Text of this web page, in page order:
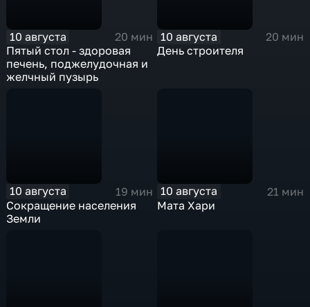
10 августа
20 мин
Пятый стол - здоровая
печень, поджелудочная и
желчный пузырь
10 августа
20 мин
День строителя
10 августа
19 мин
Сокращение населения
Земли
10 августа
21 мин
Мата Хари